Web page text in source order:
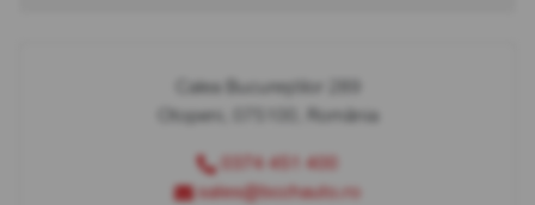
Calea Bucureștilor 289
Otopeni, 075100, România
0374 451 400
sales@bcchauto.ro